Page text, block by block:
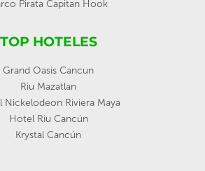
Pirata Capitan Hook
TOP HOTELES
Grand Oasis Cancun
Riu Mazatlan
Nickelodeon Riviera Maya
Hotel Riu Cancún
Krystal Cancún